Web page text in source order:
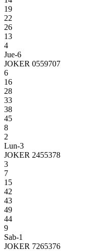
19
22
26
13
4
Jue-6
JOKER 0559707
6
16
28
33
38
45
8
2
Lun-3
JOKER 2455378
3
7
15
42
43
49
44
9
Sab-1
JOKER 7265376